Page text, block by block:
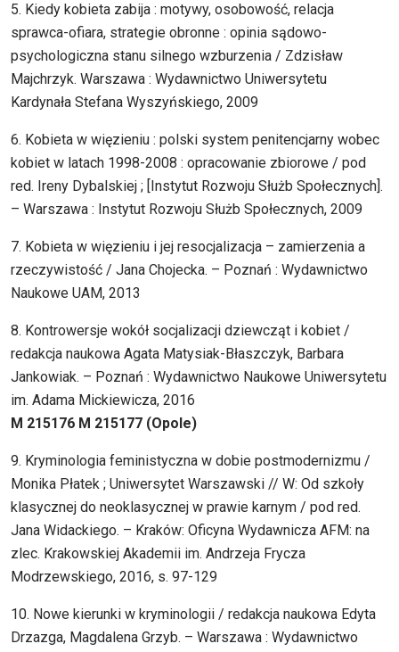
5. Kiedy kobieta zabija : motywy, osobowość, relacja
sprawca-ofiara, strategie obronne : opinia sądowo-
psychologiczna stanu silnego wzburzenia / Zdzisław
Majchrzyk. Warszawa : Wydawnictwo Uniwersytetu
Kardynała Stefana Wyszyńskiego, 2009
6. Kobieta w więzieniu : polski system penitencjarny wobec
kobiet w latach 1998-2008 : opracowanie zbiorowe / pod
red. Ireny Dybalskiej ; [Instytut Rozwoju Służb Społecznych].
– Warszawa : Instytut Rozwoju Służb Społecznych, 2009
7. Kobieta w więzieniu i jej resocjalizacja – zamierzenia a
rzeczywistość / Jana Chojecka. – Poznań : Wydawnictwo
Naukowe UAM, 2013
8. Kontrowersje wokół socjalizacji dziewcząt i kobiet /
redakcja naukowa Agata Matysiak-Błaszczyk, Barbara
Jankowiak. – Poznań : Wydawnictwo Naukowe Uniwersytetu
im. Adama Mickiewicza, 2016
M 215176 M 215177 (Opole)
9. Kryminologia feministyczna w dobie postmodernizmu /
Monika Płatek ; Uniwersytet Warszawski // W: Od szkoły
klasycznej do neoklasycznej w prawie karnym / pod red.
Jana Widackiego. – Kraków: Oficyna Wydawnicza AFM: na
zlec. Krakowskiej Akademii im. Andrzeja Frycza
Modrzewskiego, 2016, s. 97-129
10. Nowe kierunki w kryminologii / redakcja naukowa Edyta
Drzazga, Magdalena Grzyb. – Warszawa : Wydawnictwo